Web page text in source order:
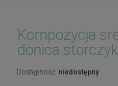
Kompozycja
donica
Dostępność: niedostępny